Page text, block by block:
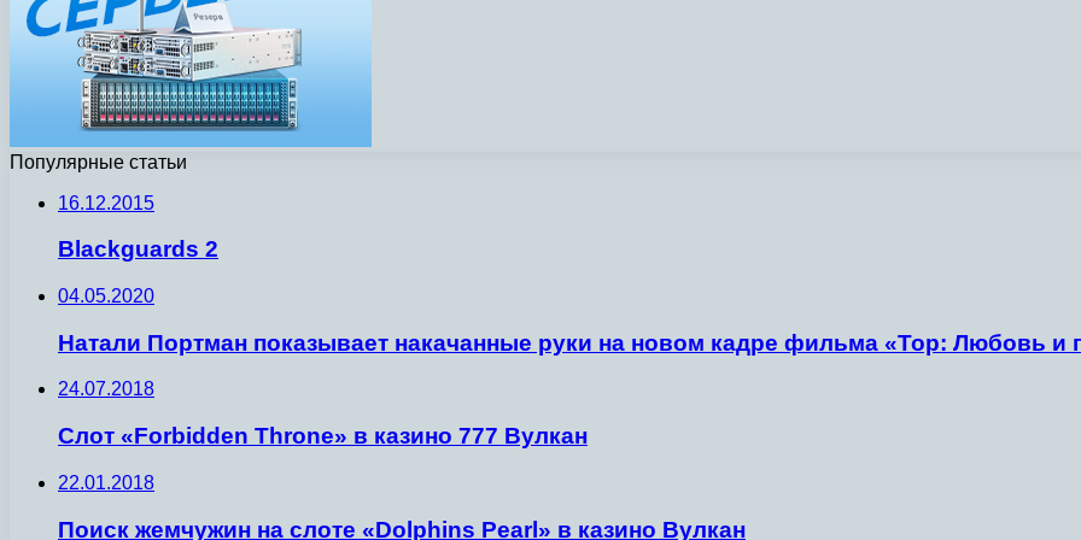
Популярные статьи
16.12.2015
Blackguards 2
04.05.2020
Натали Портман показывает накачанные руки на новом кадре фильма «Тор: Любовь и
24.07.2018
Слот «Forbidden Throne» в казино 777 Вулкан
22.01.2018
Поиск жемчужин на слоте «Dolphins Pearl» в казино Вулкан